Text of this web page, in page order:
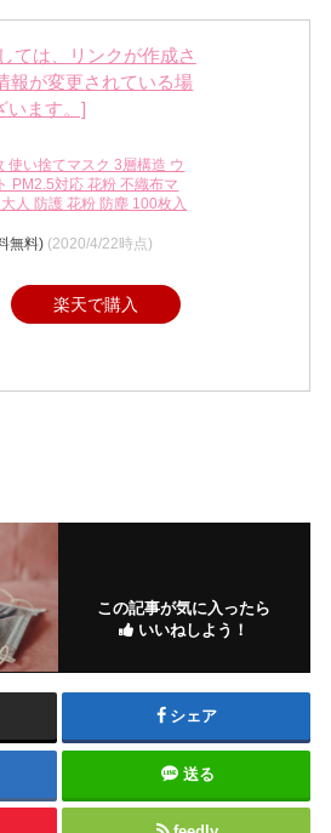
使い捨てマスク 3層構造 ウ
PM2.5対応 花粉 不織布マ
人 防護 花粉 防塵 100枚入
無料) (2020/4/22時点)
楽天で購入
この記事が気に入ったら
いいねしよう！
シェア
送る